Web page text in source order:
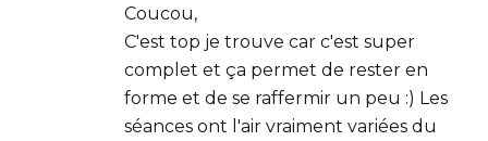
Coucou,
C'est top je trouve car c'est super
complet et ça permet de rester en
forme et de se raffermir un peu :) Les
séances ont l'air vraiment variées du